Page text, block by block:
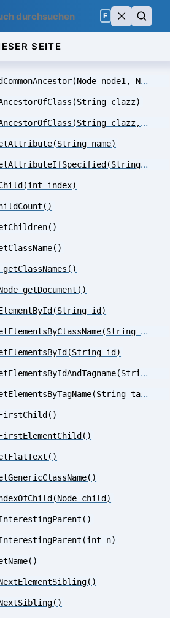
F
SEITE
Node findCommonAncestor(Node node1, Node node2, Node topmost)
clazz)
Node getAncestorOfClass(String clazz, int maxDepth)
name)
String getAttributeIfSpecified(String name)
index)
getDocument()
id)
Node[] getElementsByClassName(String className)
id)
Node[] getElementsByIdAndTagname(String id, String tagName)
Node[] getElementsByTagName(String tagName)
child)
n)